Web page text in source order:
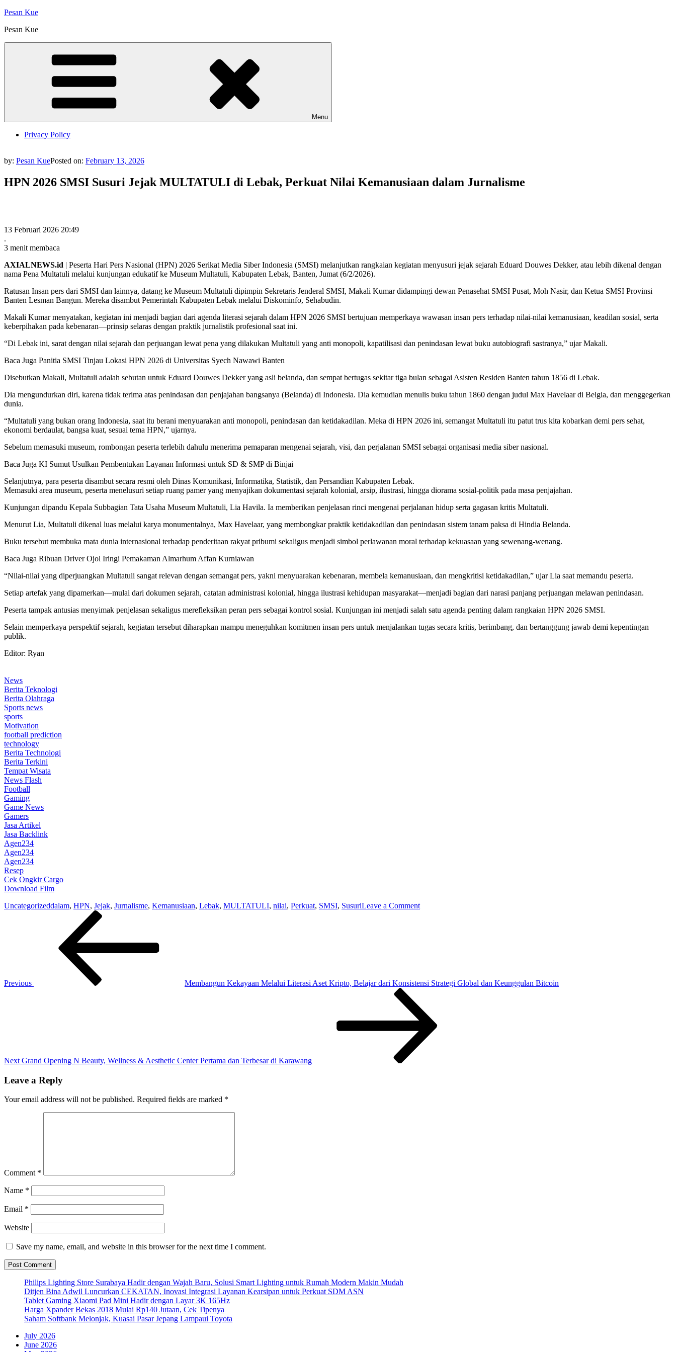
Skip
content
Pesan Kue
Pesan Kue
Menu
Privacy Policy
by: Pesan KuePosted on: February 13, 2026
HPN 2026 SMSI Susuri Jejak MULTATULI di Lebak, Perkuat Nilai Kemanusiaan dalam Jurnalisme
13 Februari 2026 20:49
.
3 menit membaca
AXIALNEWS.id | Peserta Hari Pers Nasional (HPN) 2026 Serikat Media Siber Indonesia (SMSI) melanjutkan rangkaian kegiatan menyusuri jejak sejarah Eduard Douwes Dekker, atau lebih dikenal dengan
nama Pena Multatuli melalui kunjungan edukatif ke Museum Multatuli, Kabupaten Lebak, Banten, Jumat (6/2/2026).
Ratusan Insan pers dari SMSI dan lainnya, datang ke Museum Multatuli dipimpin Sekretaris Jenderal SMSI, Makali Kumar didampingi dewan Penasehat SMSI Pusat, Moh Nasir, dan Ketua SMSI Provinsi
Banten Lesman Bangun. Mereka disambut Pemerintah Kabupaten Lebak melalui Diskominfo, Sehabudin.
Makali Kumar menyatakan, kegiatan ini menjadi bagian dari agenda literasi sejarah dalam HPN 2026 SMSI bertujuan memperkaya wawasan insan pers terhadap nilai-nilai kemanusiaan, keadilan sosial, serta
keberpihakan pada kebenaran—prinsip selaras dengan praktik jurnalistik profesional saat ini.
“Di Lebak ini, sarat dengan nilai sejarah dan perjuangan lewat pena yang dilakukan Multatuli yang anti monopoli, kapatilisasi dan penindasan lewat buku autobiografi sastranya,” ujar Makali.
Baca Juga Panitia SMSI Tinjau Lokasi HPN 2026 di Universitas Syech Nawawi Banten
Disebutkan Makali, Multatuli adalah sebutan untuk Eduard Douwes Dekker yang asli belanda, dan sempat bertugas sekitar tiga bulan sebagai Asisten Residen Banten tahun 1856 di Lebak.
Dia mengundurkan diri, karena tidak terima atas penindasan dan penjajahan bangsanya (Belanda) di Indonesia. Dia kemudian menulis buku tahun 1860 dengan judul Max Havelaar di Belgia, dan menggegerkan
dunia.
“Multatuli yang bukan orang Indonesia, saat itu berani menyuarakan anti monopoli, penindasan dan ketidakadilan. Meka di HPN 2026 ini, semangat Multatuli itu patut trus kita kobarkan demi pers sehat,
ekonomi berdaulat, bangsa kuat, sesuai tema HPN,” ujarnya.
Sebelum memasuki museum, rombongan peserta terlebih dahulu menerima pemaparan mengenai sejarah, visi, dan perjalanan SMSI sebagai organisasi media siber nasional.
Baca Juga KI Sumut Usulkan Pembentukan Layanan Informasi untuk SD & SMP di Binjai
Selanjutnya, para peserta disambut secara resmi oleh Dinas Komunikasi, Informatika, Statistik, dan Persandian Kabupaten Lebak.
Memasuki area museum, peserta menelusuri setiap ruang pamer yang menyajikan dokumentasi sejarah kolonial, arsip, ilustrasi, hingga diorama sosial-politik pada masa penjajahan.
Kunjungan dipandu Kepala Subbagian Tata Usaha Museum Multatuli, Lia Havila. Ia memberikan penjelasan rinci mengenai perjalanan hidup serta gagasan kritis Multatuli.
Menurut Lia, Multatuli dikenal luas melalui karya monumentalnya, Max Havelaar, yang membongkar praktik ketidakadilan dan penindasan sistem tanam paksa di Hindia Belanda.
Buku tersebut membuka mata dunia internasional terhadap penderitaan rakyat pribumi sekaligus menjadi simbol perlawanan moral terhadap kekuasaan yang sewenang-wenang.
Baca Juga Ribuan Driver Ojol Iringi Pemakaman Almarhum Affan Kurniawan
“Nilai-nilai yang diperjuangkan Multatuli sangat relevan dengan semangat pers, yakni menyuarakan kebenaran, membela kemanusiaan, dan mengkritisi ketidakadilan,” ujar Lia saat memandu peserta.
Setiap artefak yang dipamerkan—mulai dari dokumen sejarah, catatan administrasi kolonial, hingga ilustrasi kehidupan masyarakat—menjadi bagian dari narasi panjang perjuangan melawan penindasan.
Peserta tampak antusias menyimak penjelasan sekaligus merefleksikan peran pers sebagai kontrol sosial. Kunjungan ini menjadi salah satu agenda penting dalam rangkaian HPN 2026 SMSI.
Selain memperkaya perspektif sejarah, kegiatan tersebut diharapkan mampu meneguhkan komitmen insan pers untuk menjalankan tugas secara kritis, berimbang, dan bertanggung jawab demi kepentingan
publik.
Editor: Ryan
News
Berita Teknologi
Berita Olahraga
Sports news
sports
Motivation
football prediction
technology
Berita Technologi
Berita Terkini
Tempat Wisata
News Flash
Football
Gaming
Game News
Gamers
Jasa Artikel
Jasa Backlink
Agen234
Agen234
Agen234
Resep
Cek Ongkir Cargo
Download Film
Uncategorizeddalam, HPN, Jejak, Jurnalisme, Kemanusiaan, Lebak, MULTATULI, nilai, Perkuat, SMSI, SusuriLeave a Commenton
Perkuat
dalam
Jurnalisme
Previous
Membangun Kekayaan Melalui Literasi Aset Kripto, Belajar dari Konsistensi Strategi Global dan Keunggulan Bitcoin
Next Grand Opening N Beauty, Wellness & Aesthetic Center Pertama dan Terbesar di Karawang
Leave a Reply
Your email address will not be published. Required fields are marked *
Comment *
Name *
Email *
Website
Save my name, email, and website in this browser for the next time I comment.
Philips Lighting Store Surabaya Hadir dengan Wajah Baru, Solusi Smart Lighting untuk Rumah Modern Makin Mudah
Ditjen Bina Adwil Luncurkan CEKATAN, Inovasi Integrasi Layanan Kearsipan untuk Perkuat SDM ASN
Tablet Gaming Xiaomi Pad Mini Hadir dengan Layar 3K 165Hz
Harga Xpander Bekas 2018 Mulai Rp140 Jutaan, Cek Tipenya
Saham Softbank Melonjak, Kuasai Pasar Jepang Lampaui Toyota
July 2026
June 2026